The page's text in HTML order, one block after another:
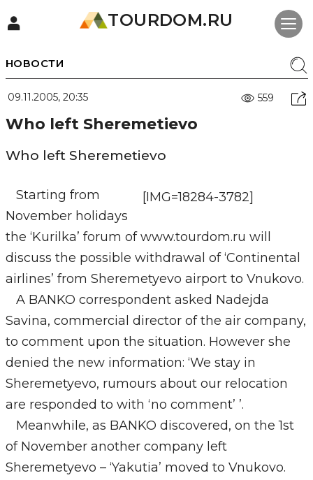
TOURDOM.RU
НОВОСТИ
09.11.2005, 20:35 559
Who left Sheremetievo
Who left Sheremetievo
[IMG=18284-3782]
Starting from
November holidays
the ‘Kurilka’ forum of www.tourdom.ru will
discuss the possible withdrawal of ‘Continental
airlines’ from Sheremetyevo airport to Vnukovo.
A BANKO correspondent asked Nadejda
Savina, commercial director of the air company,
to comment upon the situation. However she
denied the new information: ‘We stay in
Sheremetyevo, rumours about our relocation
are responded to with ‘no comment’ ’.
Meanwhile, as BANKO discovered, on the 1st
of November another company left
Sheremetyevo – ‘Yakutia’ moved to Vnukovo.